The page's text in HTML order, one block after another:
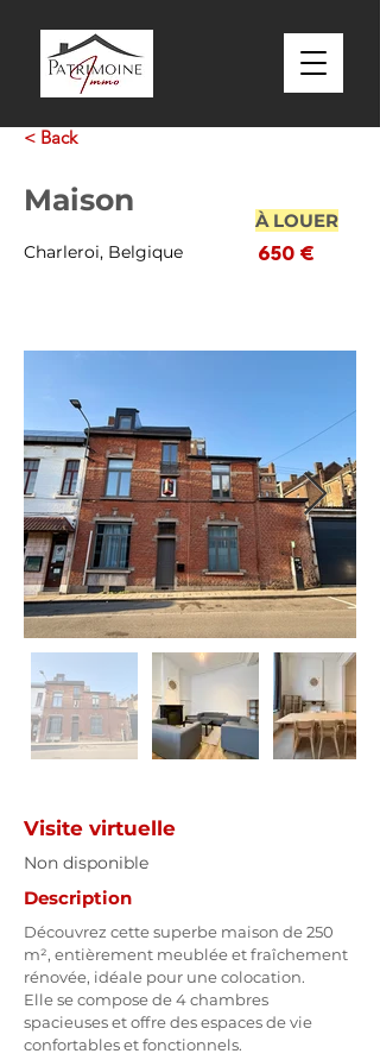
< Back
Maison
À LOUER
Charleroi, Belgique 650 €
Visite virtuelle
Non disponible
Description
Découvrez cette superbe maison de 250
m², entièrement meublée et fraîchement
rénovée, idéale pour une colocation.
Elle se compose de 4 chambres
spacieuses et offre des espaces de vie
confortables et fonctionnels.